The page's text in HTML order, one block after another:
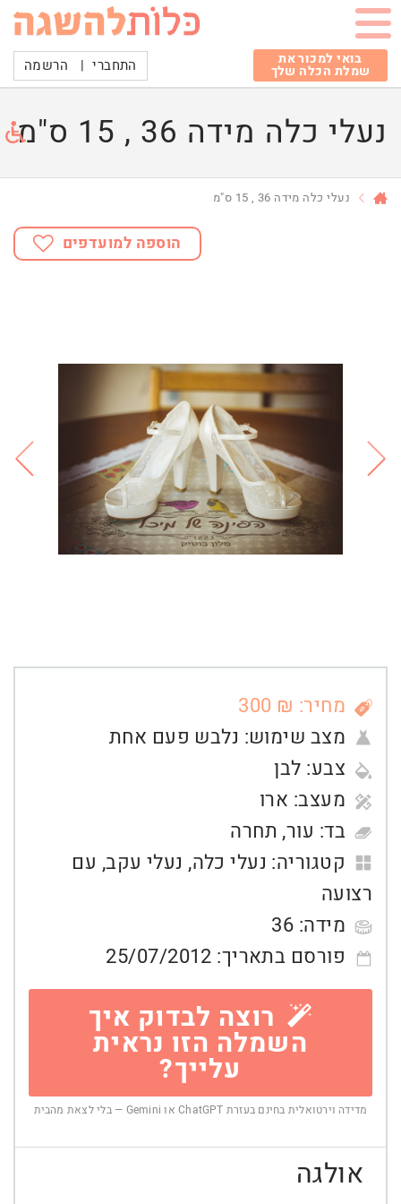
בואי למכור את
שמלת הכלה שלך התחברי | הרשמה
נעלי כלה מידה 36 , 15 ס"מ
נעלי כלה מידה 36 , 15 ס"מ
הוספה למועדפים
מחיר: ₪ 300
מצב שימוש: נלבש פעם אחת
צבע: לבן
מעצב: ארו
בד: עור, תחרה
קטגוריה: נעלי כלה, נעלי עקב, עם
רצועה
מידה: 36
פורסם בתאריך: 25/07/2012
רוצה לבדוק איך
השמלה הזו נראית
עלייך?
מדידה וירטואלית בחינם בעזרת ChatGPT או Gemini — בלי לצאת מהבית
אולגה